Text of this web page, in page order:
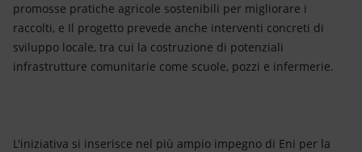
promosse pratiche agricole sostenibili per migliorare i
raccolti, e Il progetto prevede anche interventi concreti di
sviluppo locale, tra cui la costruzione di potenziali
infrastrutture comunitarie come scuole, pozzi e infermerie.
L'iniziativa si inserisce nel più ampio impegno di Eni per la